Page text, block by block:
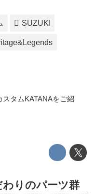
SUZUKI
タムKATANAをご紹
わりのパーツ群